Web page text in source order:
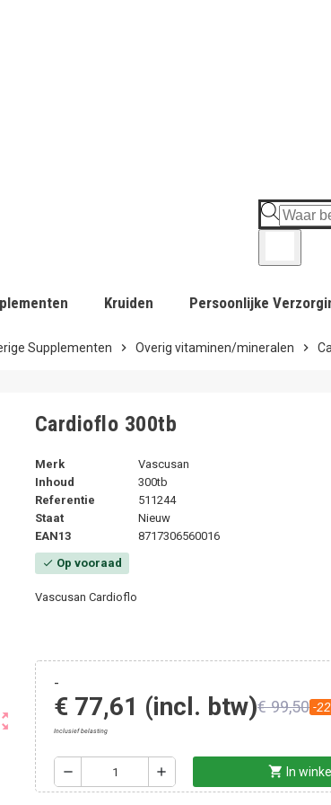
Kruiden Persoonlijke
Supplementen chevron_right Overig vitaminen/mineralen chevron_right
Cardioflo 300tb
Merk
Vascusan
Inhoud
300tb
Referentie
511244
Staat
Nieuw
EAN13
8717306560016
check Op vooraad
Vascusan Cardioflo
-
€ 77,61 (incl. btw)€ 99,50 -
Inclusief belasting
remove add shopping_cart In